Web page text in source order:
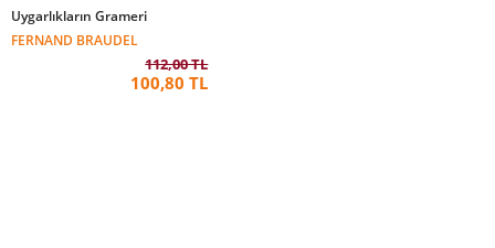
Uygarlıkların Grameri
FERNAND BRAUDEL
112,00 TL
100,80 TL